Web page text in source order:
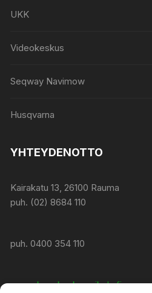
UKK
Videokeskus
Seqway Navimow
Husqvarna
YHTEYDENOTTO
Kairakatu 13, 26100 Rauma
puh. (02) 8684 110
puh. 0400 354 110
www:konekeskusmikola.fi